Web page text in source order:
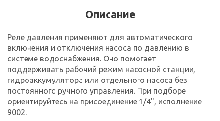
Описание
Реле давления применяют для автоматического
включения и отключения насоса по давлению в
системе водоснабжения. Оно помогает
поддерживать рабочий режим насосной станции,
гидроаккумулятора или отдельного насоса без
постоянного ручного управления. При подборе
ориентируйтесь на присоединение 1/4", исполнение
9002.